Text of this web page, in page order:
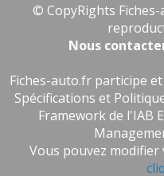
© CopyRights
Nous
Fiches-auto.fr participe
Spécifications et
Framework de l'IAB
Vous pouvez